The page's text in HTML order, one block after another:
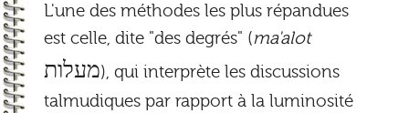
L'une des méthodes les plus répandues
est celle, dite "des degrés" (ma'alot
מעלות), qui interprète les discussions
talmudiques par rapport à la luminosité